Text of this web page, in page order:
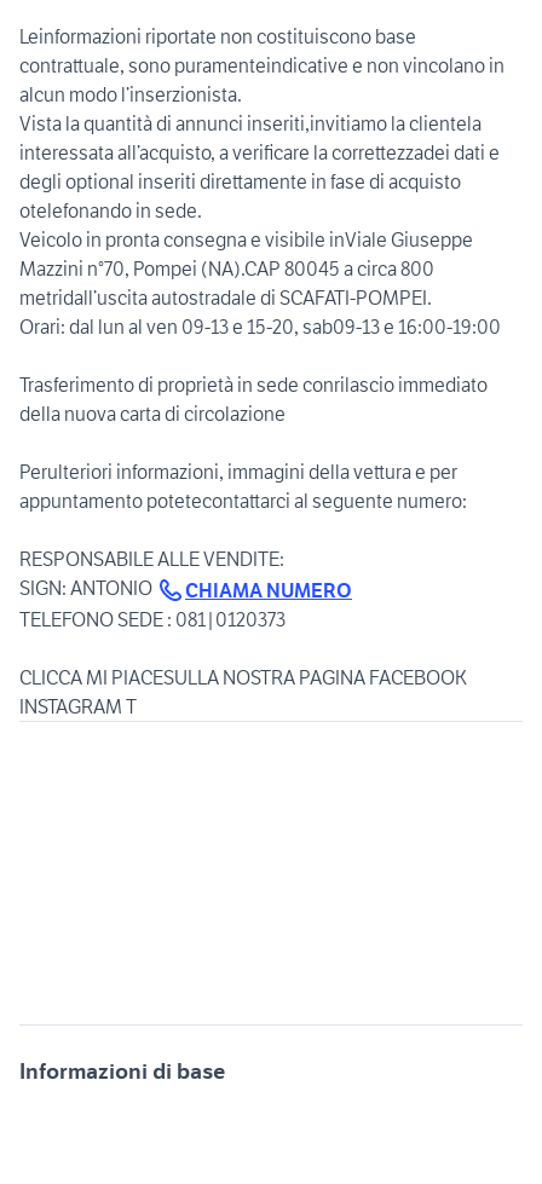
Leinformazioni riportate non costituiscono base
contrattuale, sono puramenteindicative e non vincolano in
alcun modo l’inserzionista.
Vista la quantità di annunci inseriti,invitiamo la clientela
interessata all’acquisto, a verificare la correttezzadei dati e
degli optional inseriti direttamente in fase di acquisto
otelefonando in sede.
Veicolo in pronta consegna e visibile inViale Giuseppe
Mazzini n°70, Pompei (NA).CAP 80045 a circa 800
metridall’uscita autostradale di SCAFATI-POMPEI.
Orari: dal lun al ven 09-13 e 15-20, sab09-13 e 16:00-19:00
Trasferimento di proprietà in sede conrilascio immediato
della nuova carta di circolazione
Perulteriori informazioni, immagini della vettura e per
appuntamento potetecontattarci al seguente numero:
RESPONSABILE ALLE VENDITE:
SIGN: ANTONIO
CHIAMA NUMERO
TELEFONO SEDE : 081|0120373
CLICCA MI PIACESULLA NOSTRA PAGINA FACEBOOK
INSTAGRAM T
Informazioni di base